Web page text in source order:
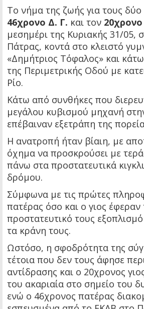
Το νήμα της ζωής για τους
46χρονο Δ. Γ. και τον
μεσημέρι της Κυριακής 31/05,
Πάτρας, κοντά στο κλειστό
«Δημήτριος Τόφαλος» και
της Περιμετρικής Οδού με
Ρίο.
Κάτω από συνθήκες που
μεγάλου κυβισμού μηχανή
επέβαιναν εξετράπη της
Η ανατροπή ήταν βίαιη, με
όχημα να προσκρούσει με
πάνω στα προστατευτικά
δρόμου.
Σύμφωνα με τις πρώτες
πατέρας όσο και ο γιος
προστατευτικό τους
τα κράνη τους.
Ωστόσο, η σφοδρότητα της
τέτοια που δεν τους άφησε
αντίδρασης και ο 20χρονος
του ακαριαία στο σημείο του
ενώ ο 46χρονος πατέρας